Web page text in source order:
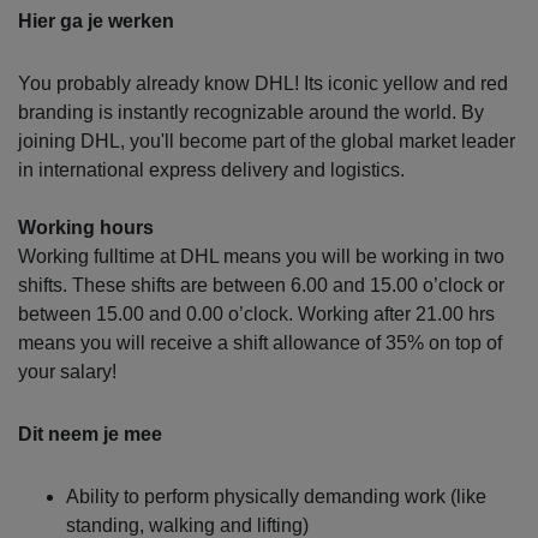
Hier ga je werken
You probably already know DHL! Its iconic yellow and red
branding is instantly recognizable around the world. By
joining DHL, you'll become part of the global market leader
in international express delivery and logistics.
Working hours
Working fulltime at DHL means you will be working in two
shifts. These shifts are between 6.00 and 15.00 o’clock or
between 15.00 and 0.00 o’clock. Working after 21.00 hrs
means you will receive a shift allowance of 35% on top of
your salary!
Dit neem je mee
Ability to perform physically demanding work (like
standing, walking and lifting)